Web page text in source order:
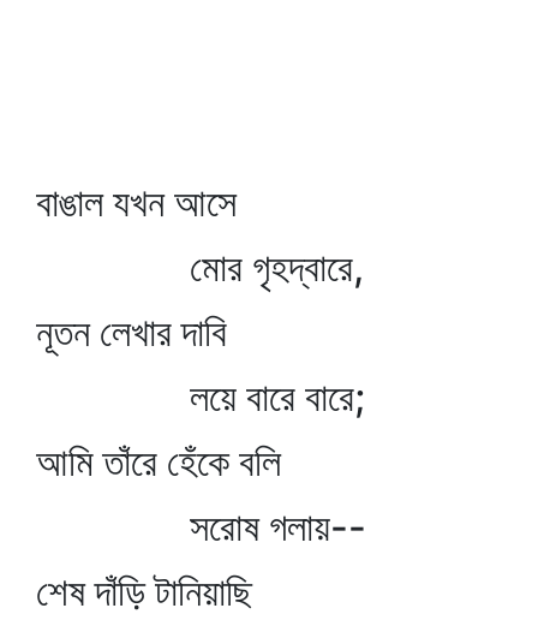
বাঙাল যখন আসে
মোর গৃহদ্বারে,
নূতন লেখার দাবি
লয়ে বারে বারে;
আমি তাঁরে হেঁকে বলি
সরোষ গলায়--
শেষ দাঁড়ি টানিয়াছি